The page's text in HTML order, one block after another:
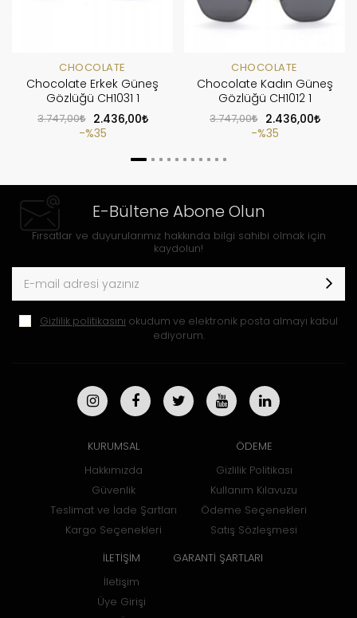
CHOCOLATE
Chocolate Erkek Güneş
Gözlüğü CH1031 1
3.747,00
2.436,00
%35
CHOCOLATE
Chocolate Kadın Güneş
Gözlüğü CH1012 1
3.747,00
2.436,00
%35
E-Bültene Abone Olun
Fırsatlar ve duyurularımız hakkında bilgi sahibi olmak için
kaydolun!
Gizlilik politikasını okudum ve elektronik posta almayı kabul
ediyorum.
KURUMSAL
Hakkımızda
Güvenlik
Teslimat ve İade Şartları
Kargo Seçenekleri
ÖDEME
Gizlilik Politikası
Kullanım Kılavuzu
Ödeme Seçenekleri
Satış Sözleşmesi
İLETİŞİM
İletişim
Üye Girişi
GARANTİ ŞARTLARI